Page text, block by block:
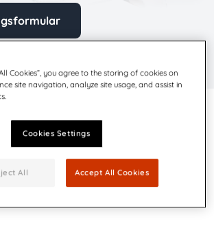
können wir Ihnen
weiterhelfen?
Cookies”, you agree to the storing of cookies on
site navigation, analyze site usage, and assist in
Cookies Settings
All Accept All Cookies